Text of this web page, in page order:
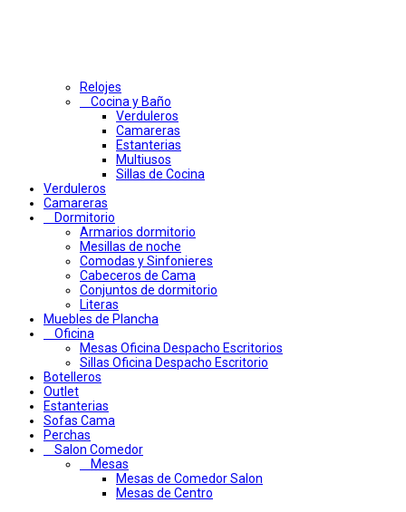
Relojes
Cocina y Baño
Verduleros
Camareras
Estanterias
Multiusos
Sillas de Cocina
Verduleros
Camareras
Dormitorio
Armarios dormitorio
Mesillas de noche
Comodas y Sinfonieres
Cabeceros de Cama
Conjuntos de dormitorio
Literas
Muebles de Plancha
Oficina
Mesas Oficina Despacho Escritorios
Sillas Oficina Despacho Escritorio
Botelleros
Outlet
Estanterias
Sofas Cama
Perchas
Salon Comedor
Mesas
Mesas de Comedor Salon
Mesas de Centro